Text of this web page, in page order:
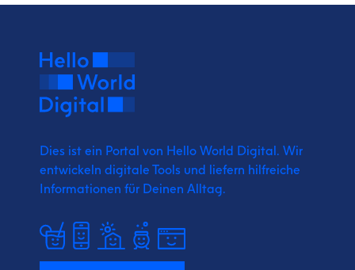
Dies ist ein Portal von Hello World Digital. Wir
entwickeln digitale Tools und liefern hilfreiche
Informationen für Deinen Alltag.